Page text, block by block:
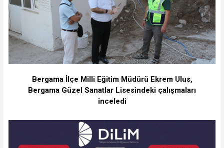
Bergama İlçe Milli Eğitim Müdürü Ekrem Ulus,
Bergama Güzel Sanatlar Lisesindeki çalışmaları
inceledi